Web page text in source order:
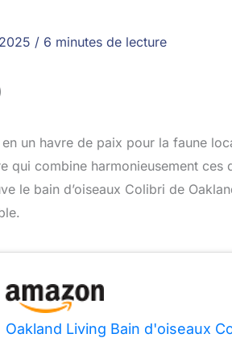
/ 6 minutes de lecture
un havre de paix pour la faune
qui combine harmonieusement ces
le bain d’oiseaux Colibri de
Oakland Living Bain d'oiseaux